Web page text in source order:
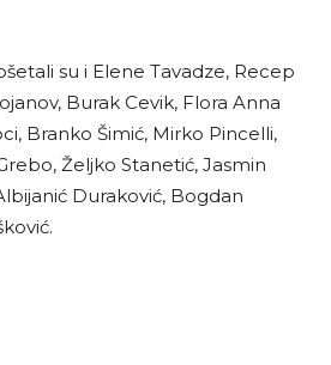
su i Elene Tavadze, Recep
Burak Cevik, Flora Anna
Branko Šimić, Mirko Pincelli,
Željko Stanetić, Jasmin
Duraković, Bogdan